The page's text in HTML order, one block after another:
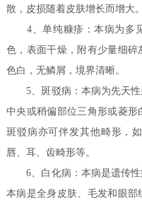
散，皮损随着皮肤增长而增大。
4、单纯糠疹：本病为多见
色，表面干燥，附有少量细
色白，无鳞屑，境界清晰。
5、斑驳病：本病为先天性
中央或稍偏部位三角形或菱形
斑驳病亦可伴发其他畸形，
唇、耳、齿畸形等。
6、白化病：本病是遗传性
本病是全身皮肤、毛发和眼